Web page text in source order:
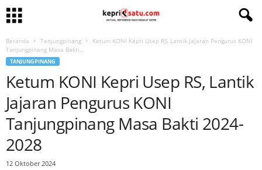
Beranda Tanjungpinang
Ketum KONI Kepri Usep RS, Lantik Jajaran Pengurus KONI
Tanjungpinang Masa Bakti...
TANJUNGPINANG
Ketum KONI Kepri Usep RS, Lantik
Jajaran Pengurus KONI
Tanjungpinang Masa Bakti 2024-
2028
12 Oktober 2024